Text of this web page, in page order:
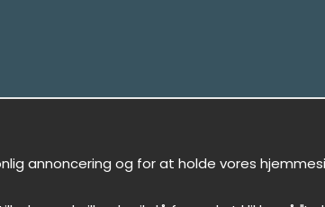
annoncering og for at holde vores